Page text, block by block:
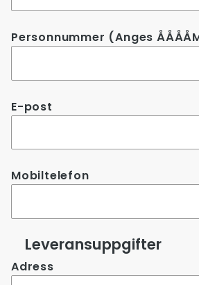
Personnummer (Anges
E-post
Mobiltelefon
Leveransuppgifter
Adress